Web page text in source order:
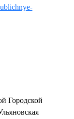
Городской